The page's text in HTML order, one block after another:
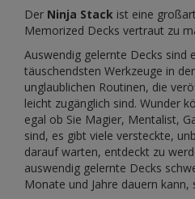
Der Ninja Stack ist eine
Memorized Decks vertraut zu
Auswendig gelernte Decks sind
täuschendsten Werkzeuge in
unglaublichen Routinen, die
leicht zugänglich sind. Wunder
egal ob Sie Magier, Mentalist,
sind, es gibt viele versteckte,
darauf warten, entdeckt zu
auswendig gelernte Decks
Monate und Jahre dauern